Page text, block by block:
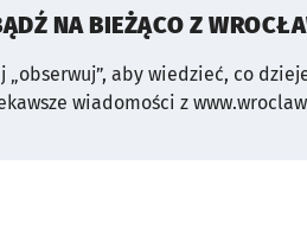
NA BIEŻĄCO Z
„obserwuj”, aby wiedzieć, co
wiadomości z